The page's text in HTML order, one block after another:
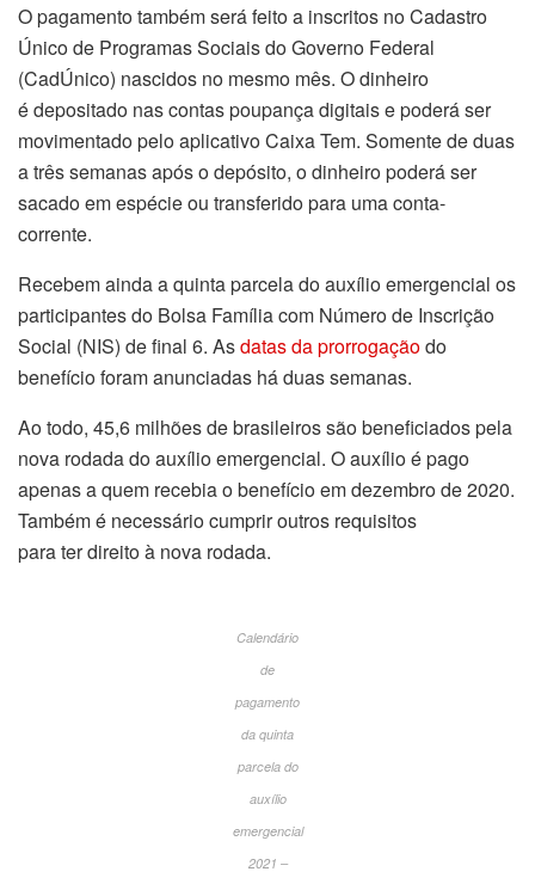
O pagamento também será feito a inscritos no Cadastro
Único de Programas Sociais do Governo Federal
(CadÚnico) nascidos no mesmo mês. O dinheiro
é depositado nas contas poupança digitais e poderá ser
movimentado pelo aplicativo Caixa Tem. Somente de duas
a três semanas após o depósito, o dinheiro poderá ser
sacado em espécie ou transferido para uma conta-
corrente.
Recebem ainda a quinta parcela do auxílio emergencial os
participantes do Bolsa Família com Número de Inscrição
Social (NIS) de final 6. Asdatas da prorrogaçãodo
benefício foram anunciadas há duas semanas.
Ao todo, 45,6 milhões de brasileiros são beneficiados pela
nova rodada do auxílio emergencial. O auxílio é pago
apenas a quem recebia o benefício em dezembro de 2020.
Também é necessário cumprir outros requisitos
para ter direito à nova rodada.
Calendário
de
pagamento
da quinta
parcela do
auxílio
emergencial
2021 –